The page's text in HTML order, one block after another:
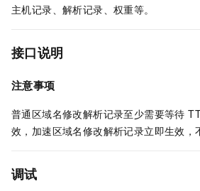
主机记录、解析记录、权重等。
接口说明
注意事项
普通区域名修改解析记录至少需要等待
效，加速区域名修改解析记录立即生效，
调试